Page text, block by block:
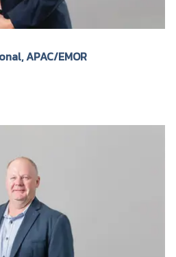
APAC/EMOR